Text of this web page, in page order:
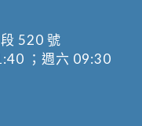
520 號
；週六 09:30